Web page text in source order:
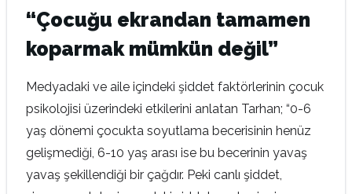
“Çocuğu ekrandan tamamen
koparmak mümkün değil”
Medyadaki ve aile içindeki şiddet faktörlerinin çocuk
psikolojisi üzerindeki etkilerini anlatan Tarhan; “0-6
yaş dönemi çocukta soyutlama becerisinin henüz
gelişmediği, 6-10 yaş arası ise bu becerinin yavaş
yavaş şekillendiği bir çağdır. Peki canlı şiddet,